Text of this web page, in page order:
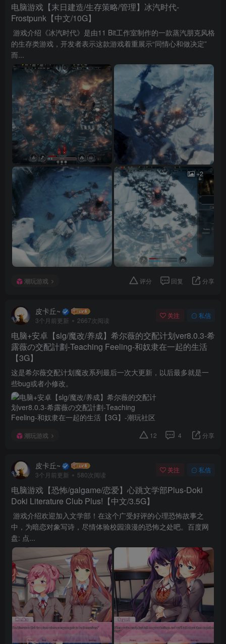
电脑游戏【末日建造/生存策略/管理】冰汽时代-
Frostpunk【中文/10G】
游戏介绍《冰汽时代》是由11 Bit工作室制作的一款蒸汽朋克风格
的生存类游戏，开发者表示这款游戏着重展示“同情心和做决定”
而...
+2
潮玩游戏 评分 回复 分享
皮卡丘~
3个月前更新 2667次阅读
关注 私信
电脑+安卓【slg/魔改/养成】希尔薇的交配计划ver8.0.3-希
露薇の交配計劃-Teaching Feeling-和奴隶在一起的生活
【3G】
这是希尔薇交配计划魔改系列最后一次大更新，以后最多就是一
些bug或者小修改。
潮玩游戏 12 4 分享
皮卡丘~
3个月前更新 580次阅读
关注 私信
电脑游戏【恐怖/galgame/恋爱】心跳文学部Plus-Doki
Doki Literature Club Plus!【中文/3.5G】
游戏介绍欢迎加入文学部！在这个广受好评的心理恐怖故事之
中，为暗恋对象写诗，尽情体验校园浪漫的恐怖之处吧。百度网
盘: 点...